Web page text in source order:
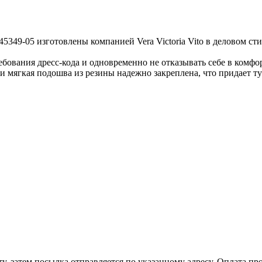
05 изготовлены компанией Vera Victoria Vito в деловом
дресс-кода и одновременно не отказывать себе в
подошва из резины надежно закреплена, что придает